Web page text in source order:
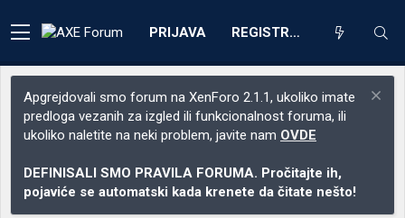
PRIJAVA REGISTRACIJA
Apgrejdovali smo forum na XenForo 2.1.1, ukoliko imate
predloga vezanih za izgled ili funkcionalnost foruma, ili
ukoliko naletite na neki problem, javite nam OVDE
DEFINISALI SMO PRAVILA FORUMA. Pročitajte ih,
pojaviće se automatski kada krenete da čitate nešto!